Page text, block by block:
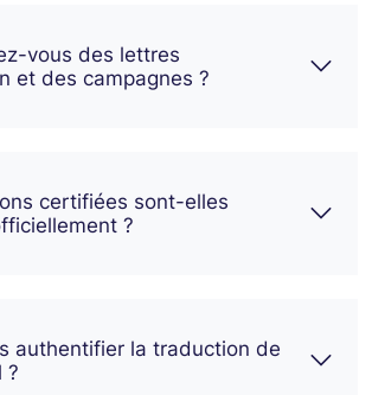
vous des lettres
et des campagnes ?
certifiées sont-elles
?
authentifier la traduction de
?